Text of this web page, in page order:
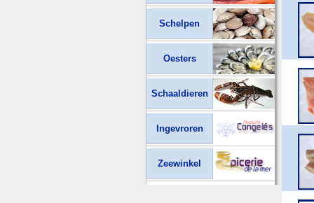
Schelpen
Oesters
Schaaldieren
Ingevroren
Zeewinkel